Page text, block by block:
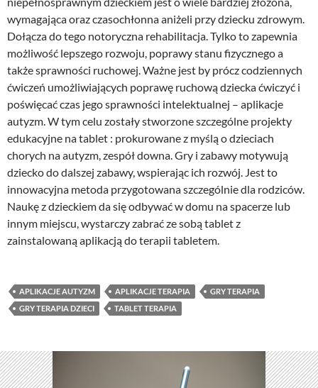
wymagająca oraz czasochłonna aniżeli przy dziecku zdrowym.
Dołącza do tego notoryczna rehabilitacja. Tylko to zapewnia
możliwość lepszego rozwoju, poprawy stanu fizycznego a
także sprawności ruchowej. Ważne jest by prócz codziennych
ćwiczeń umożliwiających poprawę ruchową dziecka ćwiczyć i
poświęcać czas jego sprawności intelektualnej – aplikacje
autyzm. W tym celu zostały stworzone szczególne projekty
edukacyjne na tablet : prokurowane z myślą o dzieciach
chorych na autyzm, zespół downa. Gry i zabawy motywują
dziecko do dalszej zabawy, wspierając ich rozwój. Jest to
innowacyjna metoda przygotowana szczególnie dla rodziców.
Naukę z dzieckiem da się odbywać w domu na spacerze lub
innym miejscu, wystarczy zabrać ze sobą tablet z
zainstalowaną aplikacją do terapii tabletem.
APLIKACJE AUTYZM APLIKACJE TERAPIA
GRY TERAPIA
GRY TERAPIA DZIECI
TABLET TERAPIA